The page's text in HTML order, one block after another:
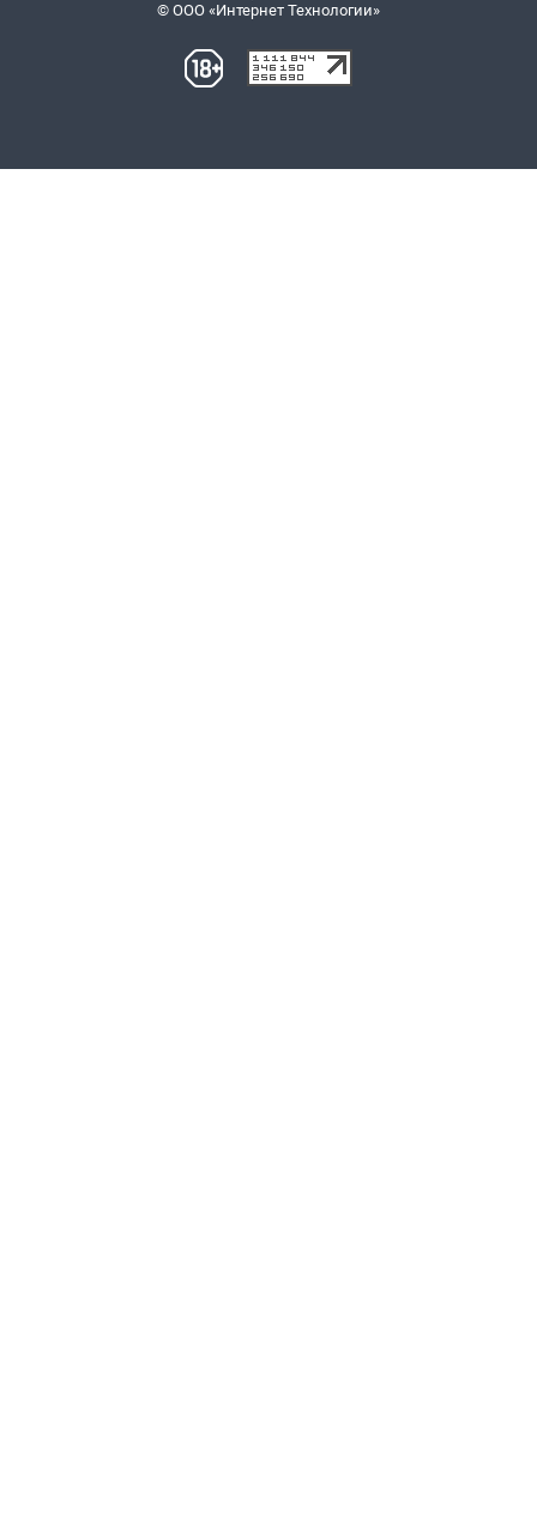
© ООО «Интернет Технологии»